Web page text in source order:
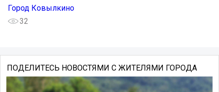
Город Ковылкино
32
ПОДЕЛИТЕСЬ НОВОСТЯМИ С ЖИТЕЛЯМИ ГОРОДА